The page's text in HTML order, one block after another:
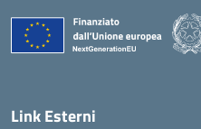
Link Esterni